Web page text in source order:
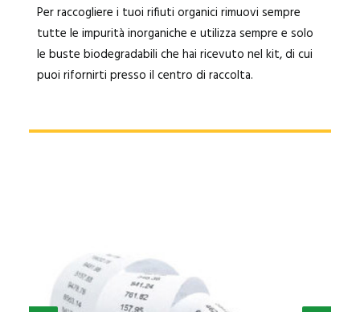
Per raccogliere i tuoi rifiuti organici rimuovi sempre
tutte le impurità inorganiche e utilizza sempre e solo
le buste biodegradabili che hai ricevuto nel kit, di cui
puoi rifornirti presso il centro di raccolta.